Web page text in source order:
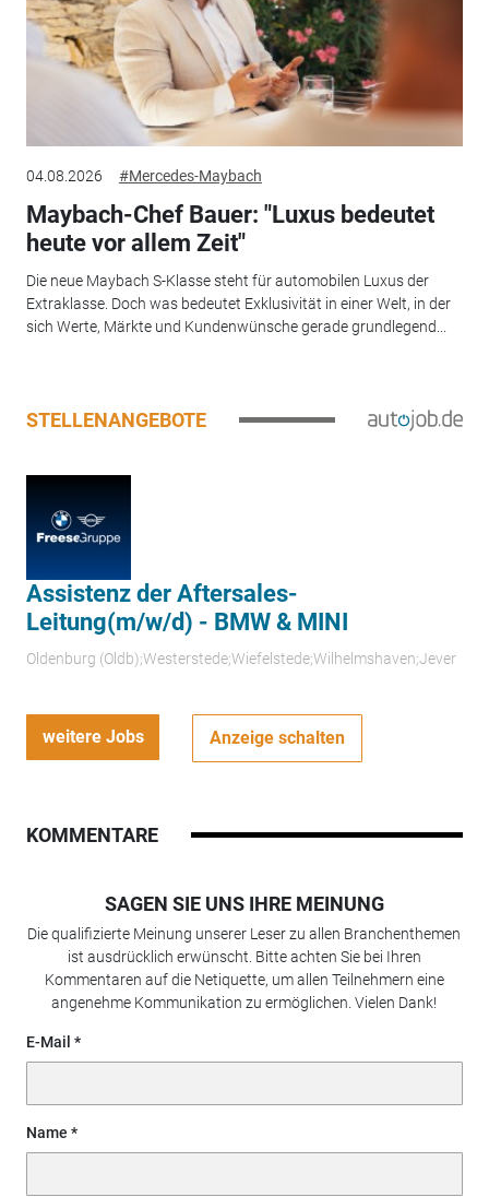
04.08.2026 #Mercedes-Maybach
Maybach-Chef Bauer: "Luxus bedeutet
heute vor allem Zeit"
Die neue Maybach S-Klasse steht für automobilen Luxus der
Extraklasse. Doch was bedeutet Exklusivität in einer Welt, in der
sich Werte, Märkte und Kundenwünsche gerade grundlegend...
STELLENANGEBOTE
Assistenz der Aftersales-
Leitung(m/w/d) - BMW & MINI
Oldenburg (Oldb);Westerstede;Wiefelstede;Wilhelmshaven;Jever
weitere Jobs Anzeige schalten
KOMMENTARE
SAGEN SIE UNS IHRE MEINUNG
Die qualifizierte Meinung unserer Leser zu allen Branchenthemen
ist ausdrücklich erwünscht. Bitte achten Sie bei Ihren
Kommentaren auf die Netiquette, um allen Teilnehmern eine
angenehme Kommunikation zu ermöglichen. Vielen Dank!
E-Mail
Name